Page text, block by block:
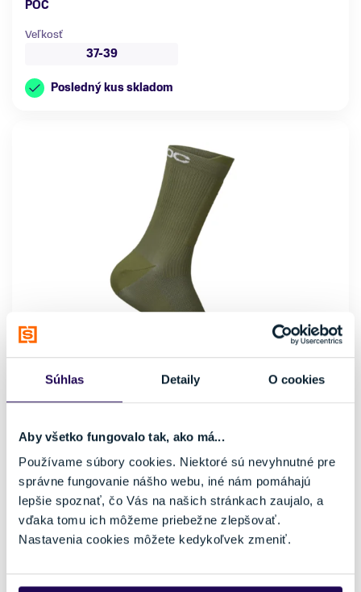
Súhlas Detaily O cookies
Aby všetko fungovalo tak, ako má...
Používame súbory cookies. Niektoré sú nevyhnutné pre
správne fungovanie nášho webu, iné nám pomáhajú
lepšie spoznať, čo Vás na našich stránkach zaujalo, a
vďaka tomu ich môžeme priebežne zlepšovať.
Nastavenia cookies môžete kedykoľvek zmeniť.
POC
Veľkosť
37-39
Posledný kus skladom
Ponožky POC Lithe MTB Epidote Green
Pohlavie
Dámske, Pánske
Farba
Zelená
Značka
POC
Veľkosť
37-39
Posledný kus skladom